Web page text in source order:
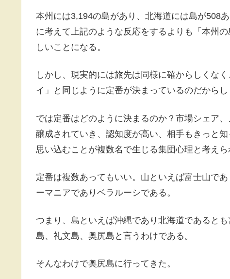
本州には3,194の島があり、北海道には島が508
に考えて上記のような反応をするよりも「本州
しいことになる。
しかし、現実的には旅先は同様に確からしくな
イ」と同じように定番が決まっているのだからし
では定番はどのように決まるのか？市場シェア
醸成されていき、認知度が高い、相手もきっと
思い込むことが複数名で生じる集団心理と考えら
定番は複数あってもいい。山といえば富士山で
ーマニアでありベラルーシである。
つまり、島といえば沖縄であり北海道であると
島、礼文島、奥尻島と言うわけである。
そんなわけで奥尻島に行ってきた。